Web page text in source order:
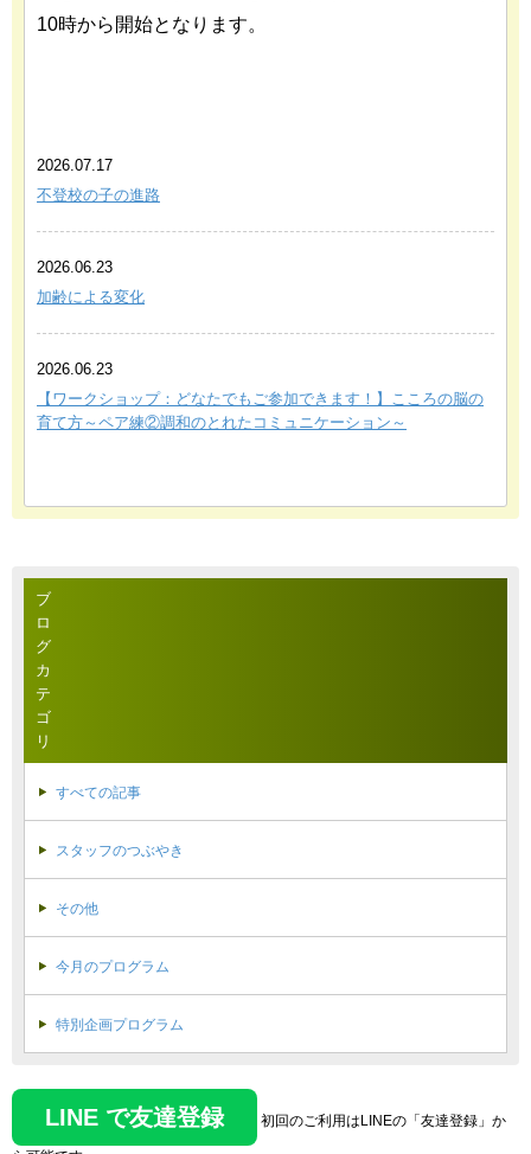
10時から開始となります。
2026.07.17
不登校の子の進路
2026.06.23
加齢による変化
2026.06.23
【ワークショップ：どなたでもご参加できます！】こころの脳の
育て方～ペア練②調和のとれたコミュニケーション～
ブ
ロ
グ
カ
テ
ゴ
リ
すべての記事
スタッフのつぶやき
その他
今月のプログラム
特別企画プログラム
LINE で友達登録 初回のご利用はLINEの「友達登録」か